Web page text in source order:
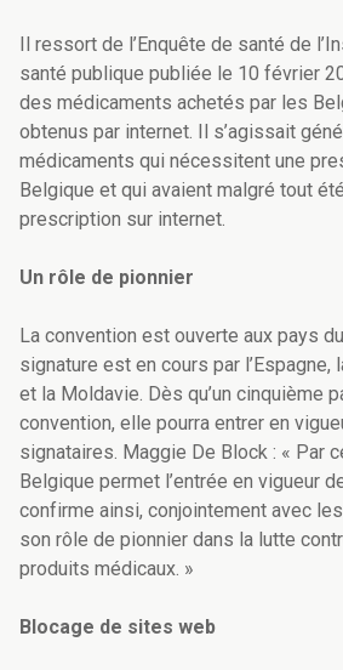
Il ressort de l’Enquête de santé de
santé publique publiée le 10 février
des médicaments achetés par les
obtenus par internet. Il s’agissait
médicaments qui nécessitent une
Belgique et qui avaient malgré tout
prescription sur internet.
Un rôle de pionnier
La convention est ouverte aux pays
signature est en cours par l’Espagne,
et la Moldavie. Dès qu’un cinquième
convention, elle pourra entrer en
signataires. Maggie De Block : « Par
Belgique permet l’entrée en vigueur
confirme ainsi, conjointement avec
son rôle de pionnier dans la lutte
produits médicaux. »
Blocage de sites web